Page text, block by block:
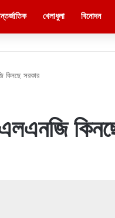
খেলাধুলা বিনোদন
কিনছে সরকার